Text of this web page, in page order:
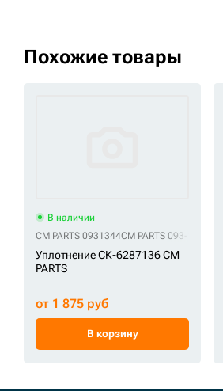
Похожие товары
В наличии
CM PARTS 0931344CM PARTS 093-1344
Уплотнение СК-6287136 CM
PARTS
от 1 875 руб
В корзину